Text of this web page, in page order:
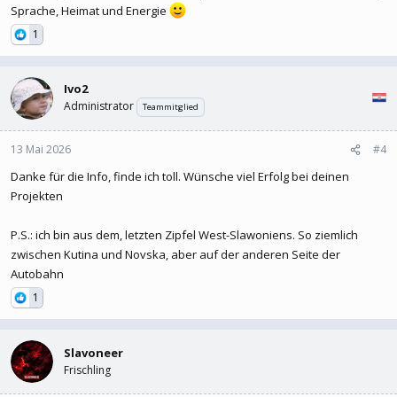
Sprache, Heimat und Energie
1
Ivo2
Administrator Teammitglied
13 Mai 2026 #4
Danke für die Info, finde ich toll. Wünsche viel Erfolg bei deinen
Projekten
P.S.: ich bin aus dem, letzten Zipfel West-Slawoniens. So ziemlich
zwischen Kutina und Novska, aber auf der anderen Seite der
Autobahn
1
Slavoneer
Frischling